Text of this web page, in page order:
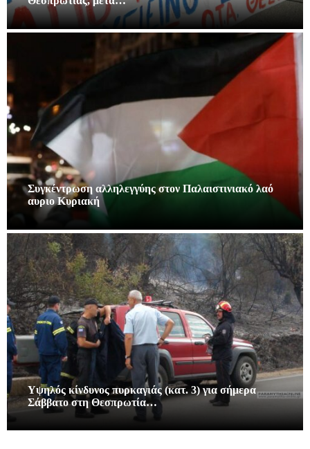
Συγκέντρωση αλληλεγγύης στον Παλαιστινιακό λαό
αυριο Κυριακή
Υψηλός κίνδυνος πυρκαγιάς (κατ. 3) για σήμερα
Σάββατο στη Θεσπρωτία…